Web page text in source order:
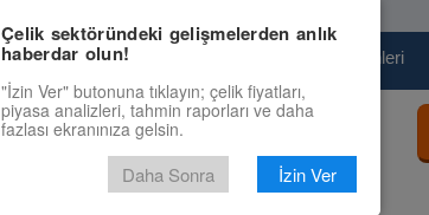
Pazaryeri Fiyat Tahminleri
Çelik sektöründeki gelişmelerden anlık
haberdar olun!
"İzin Ver" butonuna tıklayın; çelik fiyatları,
piyasa analizleri, tahmin raporları ve daha
fazlası ekranınıza gelsin.
Daha Sonra İzin Ver